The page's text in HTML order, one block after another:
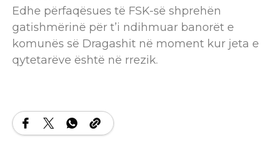
Edhe përfaqësues të FSK-së shprehën
gatishmërinë për t’i ndihmuar banorët e
komunës së Dragashit në moment kur jeta e
qytetarëve është në rrezik.